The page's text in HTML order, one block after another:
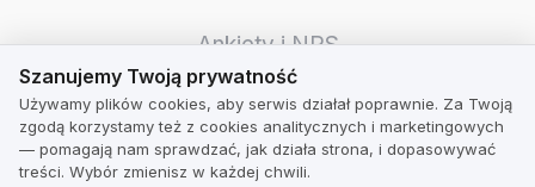
Ankiety i NPS
Optymalizacja logistyki
Wzrost wiarygodności
Szanujemy Twoją prywatność
Używamy plików cookies, aby serwis działał poprawnie. Za Twoją
zgodą korzystamy też z cookies analitycznych i marketingowych
— pomagają nam sprawdzać, jak działa strona, i dopasowywać
treści. Wybór zmienisz w każdej chwili.